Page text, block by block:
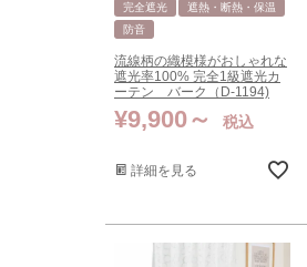
完全遮光
遮熱・断熱・保温
防音
流線柄の織模様がおしゃれな
遮光率100% 完全1級遮光カ
ーテン バーク（D-1194)
¥9,900 税込
詳細を見る